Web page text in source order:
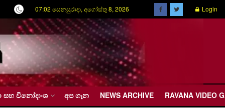
07:02 සෙනසුරාදා, අගෝස්තු 8, 2026 Login
සහ විනෝදාංශ අප ගැන NEWS ARCHIVE RAVANA VIDEO